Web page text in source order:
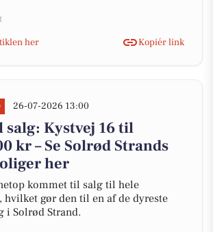
her
Kopiér link
26-07-2026 13:00
salg: Kystvej 16 til
kr – Se Solrød Strands
her
kommet til salg til hele
hvilket gør den til en af de dyreste
i Solrød Strand.